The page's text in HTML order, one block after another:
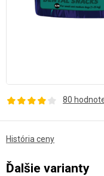
80
História ceny
Ďalšie varianty